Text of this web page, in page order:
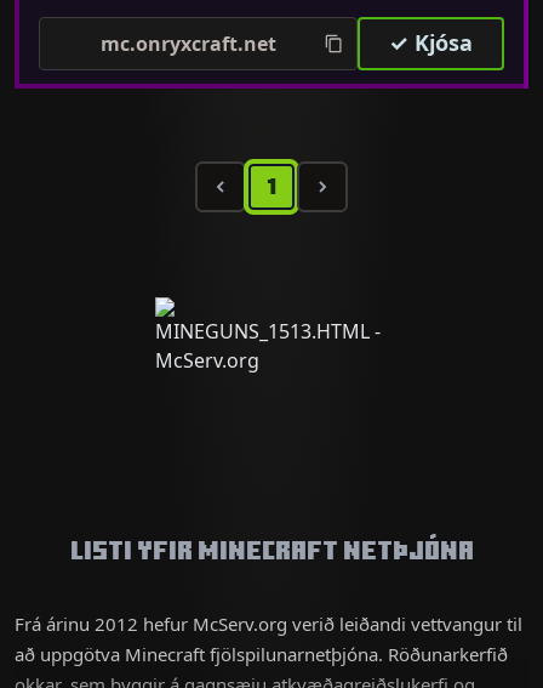
mc.onryxcraft.net ✓ Kjósa
1
Listi yfir Minecraft netþjóna
Frá árinu 2012 hefur McServ.org verið leiðandi vettvangur til
að uppgötva Minecraft fjölspilunarnetþjóna. Röðunarkerfið